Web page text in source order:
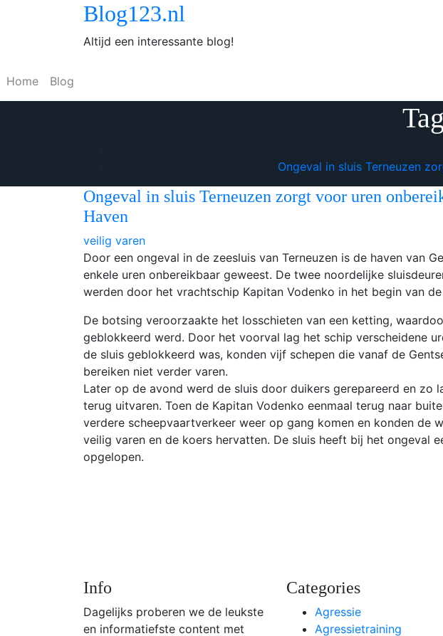
Blog123.nl
Altijd een interessante blog!
Home Blog
Ongeval in sluis Terneuzen
Ongeval in sluis Terneuzen zorgt voor uren
Haven
veilig varen
Door een ongeval in de zeesluis van Terneuzen is de haven van
enkele uren onbereikbaar geweest. De twee noordelijke
werden door het vrachtschip Kapitan Vodenko in het begin van
De botsing veroorzaakte het losschieten van een ketting,
geblokkeerd werd. Door het voorval lag het schip verscheidene
de sluis geblokkeerd was, konden vijf schepen die vanaf de
bereiken niet verder varen.
Later op de avond werd de sluis door duikers gerepareerd en zo
terug uitvaren. Toen de Kapitan Vodenko eenmaal terug naar
verdere scheepvaartverkeer weer op gang komen en konden de
veilig varen en de koers hervatten. De sluis heeft bij het ongeval
opgelopen.
Info
Dagelijks proberen we de leukste
en informatiefste content met
Categories
Agressie
Agressietraining